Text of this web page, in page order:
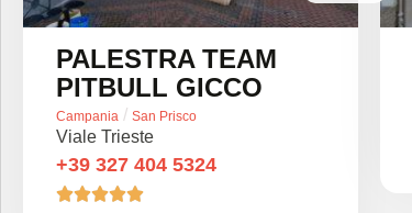
PALESTRA TEAM
PITBULL GICCO
Campania / San Prisco
Viale Trieste
+39 327 404 5324
